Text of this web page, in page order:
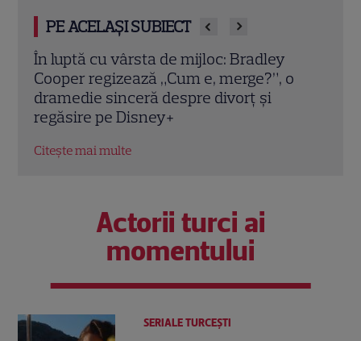
PE ACELAȘI SUBIECT
Tom Hiddleston face o investigație de tip
„CSI” în cenușa de la Pompei! Detalii
despre noul documentar Disney+
Actorii turci ai
momentului
SERIALE TURCEŞTI